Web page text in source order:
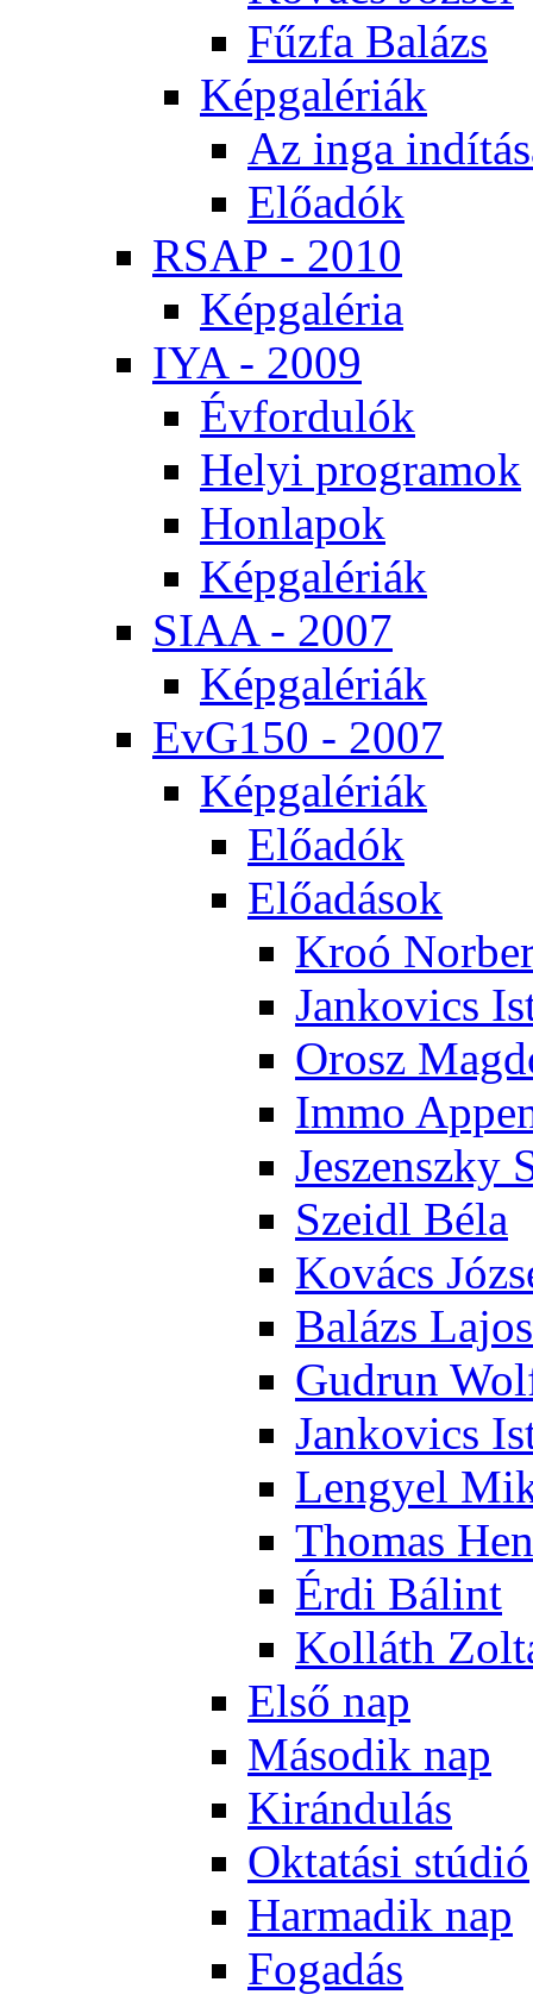
Fűz­fa Ba­lázs
Kép­ga­lé­ri­ák
Az in­ga
Elő­adók
RSAP - 2010
Kép­ga­lé­ria
IYA - 2009
Év­for­du­lók
He­lyi prog­ra­mok
Hon­la­pok
Kép­ga­lé­ri­ák
SI­AA - 2007
Kép­ga­lé­ri­ák
EvG150 - 2007
Kép­ga­lé­ri­ák
Elő­adók
Elő­adá­sok
Kroó
Jan­ko­vics
Orosz
Im­mo
Je­szensz­ky
Szeidl Bé­la
Ko­vács
Ba­lázs La­jos
Gud­run
Jan­ko­vics
Len­gyel
Tho­mas
Ér­di Bá­lint
Kol­láth
El­ső nap
Má­so­dik nap
Ki­rán­du­lás
Ok­ta­tá­si stú­dió
Har­ma­dik nap
Fo­ga­dás